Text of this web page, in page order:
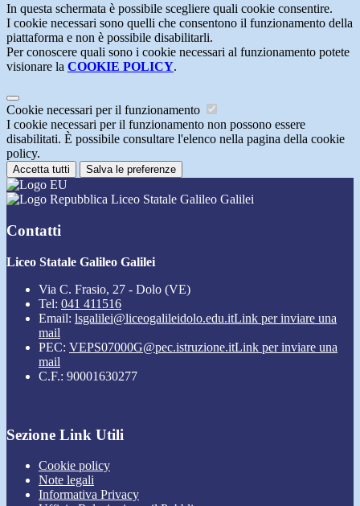
In questa schermata è possibile scegliere quali cookie consentire.
I cookie necessari sono quelli che consentono il funzionamento della
piattaforma e non è possibile disabilitarli.
Per conoscere quali sono i cookie necessari al funzionamento potete
visionare la COOKIE POLICY.
Cookie necessari per il funzionamento
I cookie necessari per il funzionamento non possono essere
disabilitati. È possibile consultare l'elenco nella pagina della cookie
policy.
Accetta tutti Salva le preferenze
Liceo Statale Galileo Galilei
Contatti
Liceo Statale Galileo Galilei
Via C. Frasio, 27 - Dolo (VE)
Tel: 041 411516
Email: lsgalilei@liceogalileidolo.edu.itLink per inviare una
mail
PEC: VEPS07000G@pec.istruzione.itLink per inviare una
mail
C.F.: 90001630277
Sezione Link Utili
Cookie policy
Note legali
Informativa Privacy